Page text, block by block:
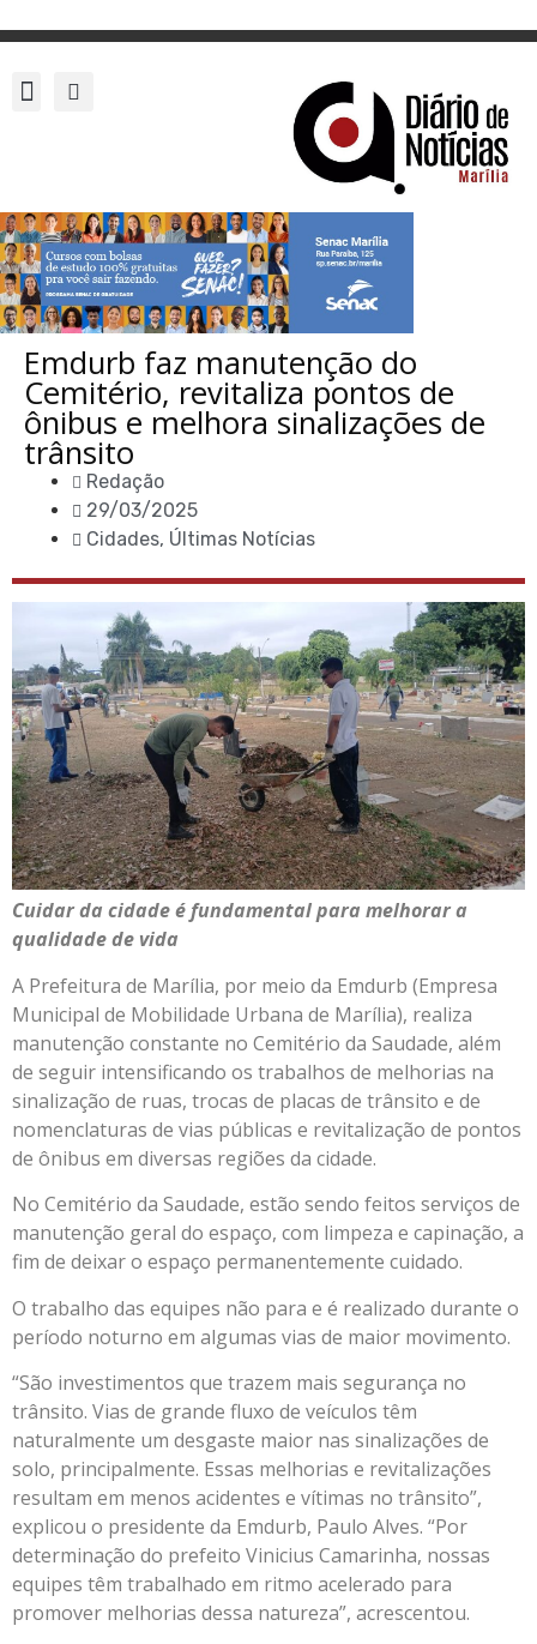
Emdurb faz manutenção do
Cemitério, revitaliza pontos de
ônibus e melhora sinalizações de
trânsito
Redação
29/03/2025
Cidades, Últimas Notícias
Cuidar da cidade é fundamental para melhorar a
qualidade de vida
A Prefeitura de Marília, por meio da Emdurb (Empresa
Municipal de Mobilidade Urbana de Marília), realiza
manutenção constante no Cemitério da Saudade, além
de seguir intensificando os trabalhos de melhorias na
sinalização de ruas, trocas de placas de trânsito e de
nomenclaturas de vias públicas e revitalização de pontos
de ônibus em diversas regiões da cidade.
No Cemitério da Saudade, estão sendo feitos serviços de
manutenção geral do espaço, com limpeza e capinação, a
fim de deixar o espaço permanentemente cuidado.
O trabalho das equipes não para e é realizado durante o
período noturno em algumas vias de maior movimento.
“São investimentos que trazem mais segurança no
trânsito. Vias de grande fluxo de veículos têm
naturalmente um desgaste maior nas sinalizações de
solo, principalmente. Essas melhorias e revitalizações
resultam em menos acidentes e vítimas no trânsito”,
explicou o presidente da Emdurb, Paulo Alves. “Por
determinação do prefeito Vinicius Camarinha, nossas
equipes têm trabalhado em ritmo acelerado para
promover melhorias dessa natureza”, acrescentou.